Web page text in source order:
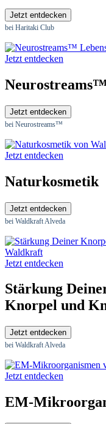
Jetzt entdecken
bei Haritaki Club
Jetzt entdecken
Jetzt entdecken
bei Neurostreams™
Jetzt entdecken
Naturkosmetik
Jetzt entdecken
bei Waldkraft Alveda
Jetzt entdecken
Stärkung
Knorpel und
Jetzt entdecken
bei Waldkraft Alveda
Jetzt entdecken
EM-